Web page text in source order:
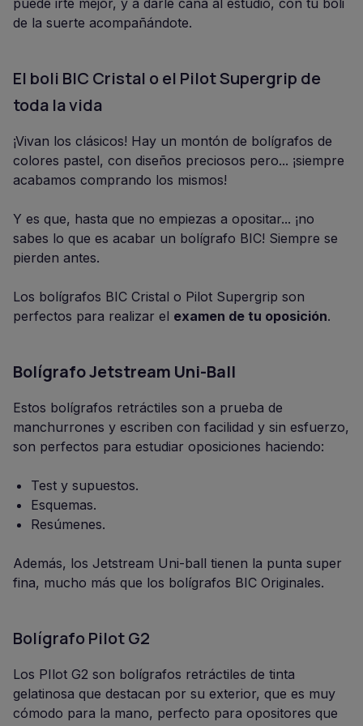
puede irte mejor, y a darle caña al estudio, con tu boli
de la suerte acompañándote.
El boli BIC Cristal o el Pilot Supergrip de
toda la vida
¡Vivan los clásicos! Hay un montón de bolígrafos de
colores pastel, con diseños preciosos pero... ¡siempre
acabamos comprando los mismos!
Y es que, hasta que no empiezas a opositar... ¡no
sabes lo que es acabar un bolígrafo BIC! Siempre se
pierden antes.
Los bolígrafos BIC Cristal o Pilot Supergrip son
perfectos para realizar el examen de tu oposición.
Bolígrafo Jetstream Uni-Ball
Estos bolígrafos retráctiles son a prueba de
manchurrones y escriben con facilidad y sin esfuerzo,
son perfectos para estudiar oposiciones haciendo:
Test y supuestos.
Esquemas.
Resúmenes.
Además, los Jetstream Uni-ball tienen la punta super
fina, mucho más que los bolígrafos BIC Originales.
Bolígrafo Pilot G2
Los PIlot G2 son bolígrafos retráctiles de tinta
gelatinosa que destacan por su exterior, que es muy
cómodo para la mano, perfecto para opositores que